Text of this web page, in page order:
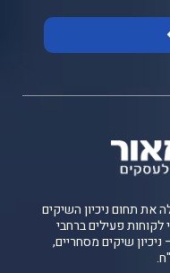
נוסדה בשנת 1996 ומובילה את תחום ניכיון השיקים
פעילים ברחבי
שיקים מסחריים,